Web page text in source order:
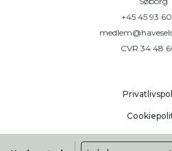
+45 45 93
CVR 34 48